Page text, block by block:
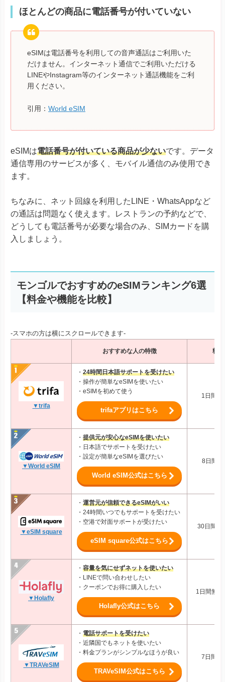
ほとんどの商品に電話番号が付いていない
eSIMは電話番号を利用しての音声通話はご利用いた
だけません。インターネット通信でご利用いただける
LINEやInstagram等のインターネット通話機能をご利
用ください。
引用： World eSIM
eSIMは電話番号が付いている商品が少ないです。データ
通信専用のサービスが多く、モバイル通信のみ使用でき
ます。
ちなみに、ネット回線を利用したLINE・WhatsAppなど
の通話は問題なく使えます。レストランの予約などで、
どうしても電話番号が必要な場合のみ、SIMカードを購
入しましょう。
モンゴルでおすすめのeSIMランキング6選
【料金や機能を比較】
-スマホの方は横にスクロールできます-
おすすめな人の特徴 料
▼trifa
・ 24時間日本語サポートを受けたい
・操作が簡単なeSIMを使いたい
・eSIMを初めて使う
trifaアプリはこちら
1日間
▼World eSIM
・ 提供元が安心なeSIMを使いたい
・日本語でサポートを受けたい
・設定が簡単なeSIMを選びたい
World eSIM公式はこちら
8日間
▼eSIM square
・ 運営元が信頼できるeSIMがいい
・24時間いつでもサポートを受けたい
・空港で対面サポートが受けたい
eSIM square公式はこちら
30日間
▼Holafly
・ 容量を気にせずネットを使いたい
・LINEで問い合わせしたい
・クーポンでお得に購入したい
Holafly公式はこちら
1日間無
▼TRAVeSIM
・ 電話サポートを受けたい
・近隣国でもネットを使いたい
・料金プランがシンプルなほうが良い
TRAVeSIM公式はこちら
7日間